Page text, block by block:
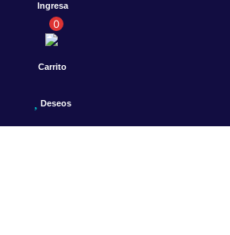
Ingresa
0
Carrito
Deseos